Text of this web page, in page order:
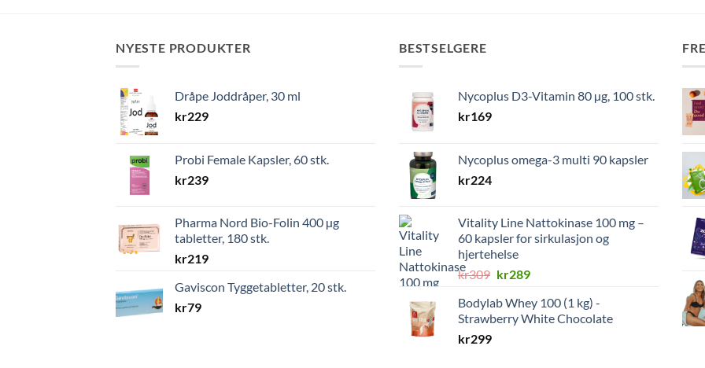
NYESTE PRODUKTER
Dråpe Joddråper, 30 ml
kr229
Probi Female Kapsler, 60 stk.
kr239
Pharma Nord Bio-Folin 400 µg
tabletter, 180 stk.
kr219
Gaviscon Tyggetabletter, 20 stk.
kr79
BESTSELGERE
Nycoplus D3-Vitamin 80 µg, 100 stk.
kr169
Nycoplus omega-3 multi 90 kapsler
kr224
Vitality Line Nattokinase 100 mg –
60 kapsler for sirkulasjon og
hjertehelse
kr309 Opprinnelig
var:
kr309.
kr289Nåværende
er:
kr289.
Bodylab Whey 100 (1 kg) -
Strawberry White Chocolate
kr299